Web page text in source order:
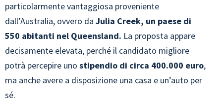
particolarmente vantaggiosa proveniente
dall’Australia, ovvero da Julia Creek, un paese di
550 abitanti nel Queensland. La proposta appare
decisamente elevata, perché il candidato migliore
potrà percepire uno stipendio di circa 400.000 euro,
ma anche avere a disposizione una casa e un’auto per
sé.